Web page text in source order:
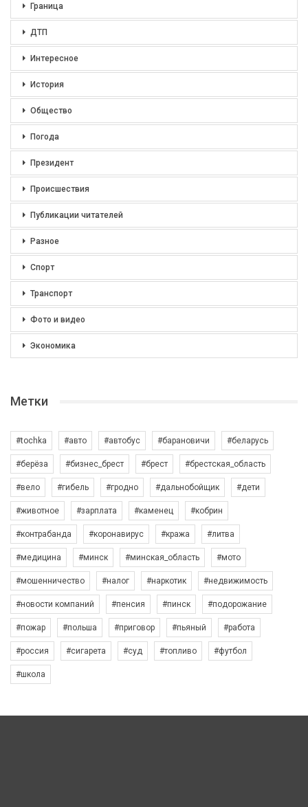
Граница
ДТП
Интересное
История
Общество
Погода
Президент
Происшествия
Публикации читателей
Разное
Спорт
Транспорт
Фото и видео
Экономика
Метки
#tochka #авто #автобус #барановичи #беларусь
#берёза #бизнес_брест #брест #брестская_область
#вело #гибель #гродно #дальнобойщик #дети
#животное #зарплата #каменец #кобрин
#контрабанда #коронавирус #кража #литва
#медицина #минск #минская_область #мото
#мошенничество #налог #наркотик #недвижимость
#новости компаний #пенсия #пинск #подорожание
#пожар #польша #приговор #пьяный #работа
#россия #сигарета #суд #топливо #футбол
#школа